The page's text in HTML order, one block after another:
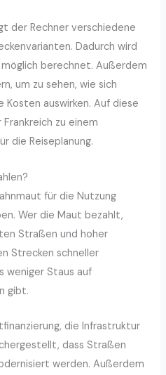
der Rechner verschiedene
Dadurch wird
berechnet. Außerdem
um zu sehen, wie sich
auswirken. Auf diese
zu einem
die Reiseplanung.
für die Nutzung
Wer die Maut bezahlt,
Straßen und hoher
Strecken schneller
weniger Staus auf
gibt.
die Infrastruktur
dass Straßen
werden. Außerdem